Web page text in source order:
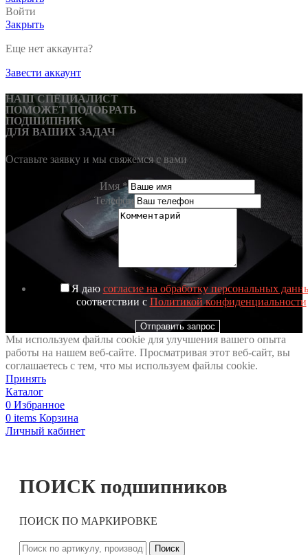
Войти
Закрыть
Еще нет аккаунта?
Завести аккаунт
НАШ СПЕЦИАЛИСТ
ПОМОЖЕТ ПОДОБРАТЬ
ПОДШИПНИК
ДЛЯ ВАШИХ ЗАДАЧ
Оставьте заявку и мы свяжемся с вами
Имя*
Телефон
Я даю согласие на обработку персональных
соответствии с Политикой конфиденциальности
Отправить запрос
Мы используем файлы cookie для улучшения вашего опыта
работы на нашем веб-сайте. Просматривая этот веб-сайт, вы
соглашаетесь с тем, что мы используем файлы cookie.
Принять
Каталог
0 Избранное
0 items Корзина
Личный кабинет
ПОИСК подшипников
ПОИСК ПО МАРКИРОВКЕ
Поиск